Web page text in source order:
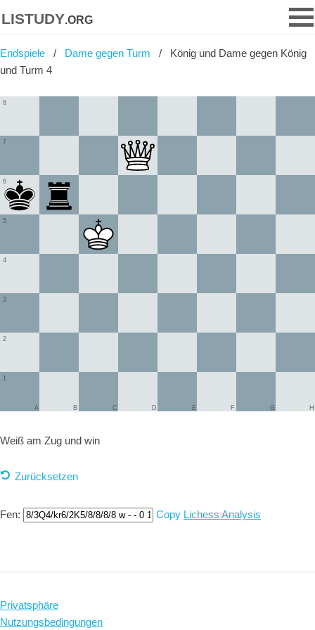
listudy.org
Endspiele Dame gegen Turm
König und Dame gegen König
und Turm 4
1
2
3
4
5
6
7
8
A B C D E F G H
Weiß am Zug und win
Zurücksetzen
Fen: Copy Lichess Analysis
Privatsphäre
Nutzungsbedingungen